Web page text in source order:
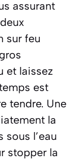
assurant
sur feu
et laissez
est
tendre. Une
la
l’eau
stopper la